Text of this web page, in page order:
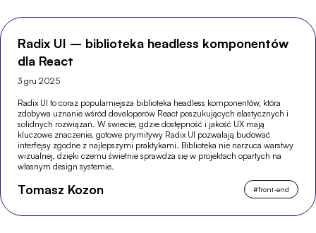
Radix UI – biblioteka headless komponentów
dla React
3 gru 2025
Radix UI to coraz popularniejsza biblioteka headless komponentów, która
zdobywa uznanie wśród developerów React poszukujących elastycznych i
solidnych rozwiązań. W świecie, gdzie dostępność i jakość UX mają
kluczowe znaczenie, gotowe prymitywy Radix UI pozwalają budować
interfejsy zgodne z najlepszymi praktykami. Biblioteka nie narzuca warstwy
wizualnej, dzięki czemu świetnie sprawdza się w projektach opartych na
własnym design systemie.
Tomasz Kozon #front-end